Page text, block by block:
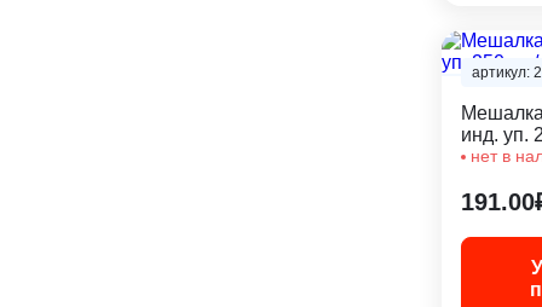
артикул:
инд. уп.
нет в